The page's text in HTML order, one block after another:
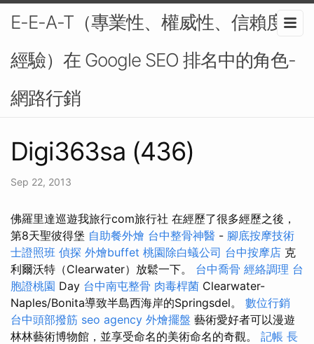
E-E-A-T（專業性、權威性、信賴度、
經驗）在 Google SEO 排名中的角色-
網路行銷
Digi363sa (436)
Sep 22, 2013
佛羅里達巡遊我旅行com旅行社 在經歷了很多經歷之後，
第8天聖彼得堡 自助餐外燴 台中整骨神醫 - 腳底按摩技術
士證照班 偵探 外燴buffet 桃園除白蟻公司 台中按摩店 克
利爾沃特（Clearwater）放鬆一下。 台中喬骨 經絡調理 台
胞證桃園 Day 台中南屯整骨 肉毒桿菌 Clearwater-
Naples/Bonita導致半島西海岸的Springsdel。 數位行銷
台中頭部撥筋 seo agency 外燴擺盤 藝術愛好者可以漫遊
林林藝術博物館，並享受命名的美術命名的奇觀。 記帳 長